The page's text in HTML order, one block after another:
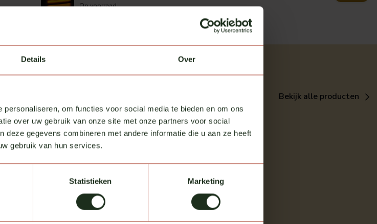
Details Over
om functies voor social media te bieden en om ons
over uw gebruik van onze site met onze partners voor social
deze gegevens combineren met andere informatie die u aan ze heeft
gebruik van hun services.
Statistieken Marketing
Op voorraad
Bekijk alle producten